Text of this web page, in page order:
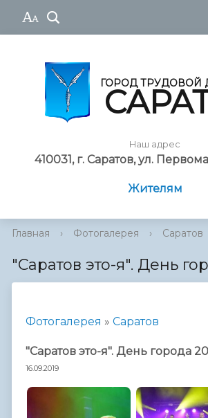
ГОРОД ТРУДОВОЙ
Наш адрес
410031, г. Саратов, ул.
Жителям
Главная › Фотогалерея › Саратов
"Саратов это-я". День
Фотогалерея » Саратов
"Саратов это-я". День города
16.09.2019